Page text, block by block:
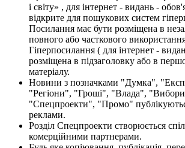
і світу» , для інтернет - видань -
відкрите для пошукових систем
Посилання має бути розміщена в
повного або часткового використання
Гіперпосилання ( для інтернет -
розміщена в підзаголовку або в
матеріалу.
Новини з позначками "Думка",
"Регіони", "Гроші", "Влада",
"Спецпроекти", "Промо"
реклами.
Розділ Спецпроекти створюється
комерційними партнерами.